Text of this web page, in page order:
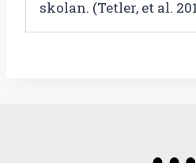
skolan. (Tetler, et al.